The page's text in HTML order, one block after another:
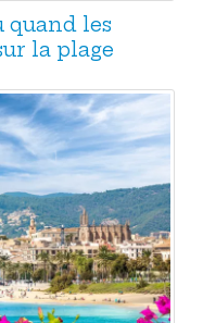
quand les
la plage